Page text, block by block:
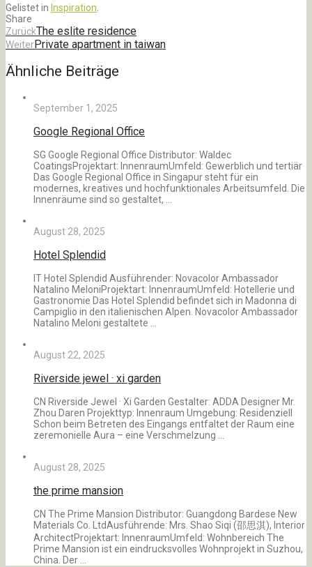
Gelistet in Inspiration
Share
ZurückThe eslite residence
WeiterPrivate apartment in taiwan
Ähnliche Beiträge
September 1, 2025
Google Regional Office
SG Google Regional Office Distributor: Waldec
CoatingsProjektart: InnenraumUmfeld: Gewerblich und tertiär
Das Google Regional Office in Singapur steht für ein
modernes, kreatives und hochfunktionales Arbeitsumfeld. Die
Innenräume sind so gestaltet, …
August 28, 2025
Hotel Splendid
IT Hotel Splendid Ausführender: Novacolor Ambassador
Natalino MeloniProjektart: InnenraumUmfeld: Hotellerie und
Gastronomie Das Hotel Splendid befindet sich in Madonna di
Campiglio in den italienischen Alpen. Novacolor Ambassador
Natalino Meloni gestaltete …
August 22, 2025
Riverside jewel · xi garden
CN Riverside Jewel · Xi Garden Gestalter: ADDA Designer Mr.
Zhou Daren Projekttyp: Innenraum Umgebung: Residenziell
Schon beim Betreten des Eingangs entfaltet der Raum eine
zeremonielle Aura – eine Verschmelzung …
August 28, 2025
the prime mansion
CN The Prime Mansion Distributor: Guangdong Bardese New
Materials Co. LtdAusführende: Mrs. Shao Siqi (邵思淇), Interior
ArchitectProjektart: InnenraumUmfeld: Wohnbereich The
Prime Mansion ist ein eindrucksvolles Wohnprojekt in Suzhou,
China. Der …